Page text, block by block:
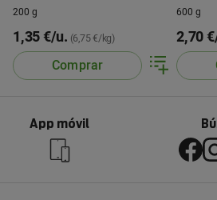
200 g
1,35 €/u. (6,75 €/kg)
Comprar
600 g
2,70
App móvil